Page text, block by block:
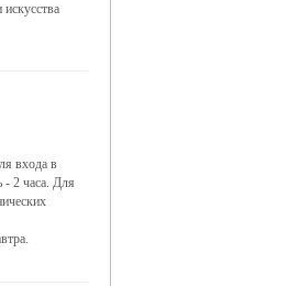
входа в
- 2 часа. Для